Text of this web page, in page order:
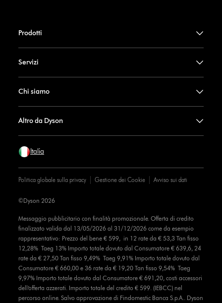
Prodotti
Servizi
Chi siamo
Altro da Dyson
Italia
Politica globale sulla privacy Gestione dei Cookie Avviso sui dati
Messaggio pubblicitario con finalità promozionale. Offerta di credito
finalizzato valida dal 13/05/2026 al 31/12/2026 come da esempio
rappresentativo: Prezzo del bene € 599, in 12 rate da € 53,3 Tan fisso
12,28% Taeg 13% Importo totale dovuto dal Consumatore € 639,6, 24
rate da € 27,50 Tan fisso 9,49% Taeg 9,91% Importo totale dovuto dal
Consumatore € 660,00 e 36 rate da € 19,20 Tan fisso 9,54% Taeg
9,97% Importo totale dovuto dal Consumatore € 691,20, costi accessori
dell’offerta azzerati. Importo totale del credito € 599. (IEBCC) nel
percorso online. Salvo approvazione di Findomestic Banca S.p.A.. Dyson
©Dyson 2026